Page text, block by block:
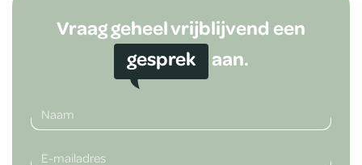
Vraag geheel vrijblijvend een
gesprek
aan.